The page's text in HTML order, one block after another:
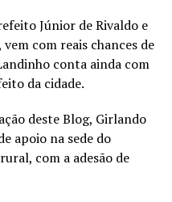
Júnior de Rivaldo e
com reais chances de
conta ainda com
da cidade.
deste Blog, Girlando
apoio na sede do
com a adesão de